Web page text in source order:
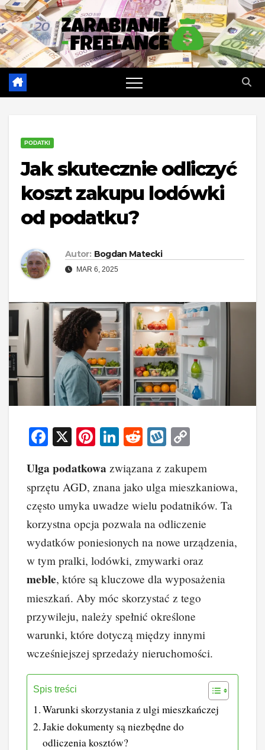
Skip
to
content
PODATKI
Jak skutecznie odliczyć
koszt zakupu lodówki
od podatku?
Autor: Bogdan Matecki
MAR 6, 2025
F
c
e
b
o
o
k
X
Pi
er
e
st
Li
k
e
dI
n
R
d
di
t
W
o
p
p
y
Li
n
k
Ulga podatkowa związana z zakupem
sprzętu AGD, znana jako ulga mieszkaniowa,
często umyka uwadze wielu podatników. Ta
korzystna opcja pozwala na odliczenie
wydatków poniesionych na nowe urządzenia,
w tym pralki, lodówki, zmywarki oraz
meble, które są kluczowe dla wyposażenia
mieszkań. Aby móc skorzystać z tego
przywileju, należy spełnić określone
warunki, które dotyczą między innymi
wcześniejszej sprzedaży nieruchomości.
Spis treści
Warunki skorzystania z ulgi mieszkańczej
Jakie dokumenty są niezbędne do
odliczenia kosztów?